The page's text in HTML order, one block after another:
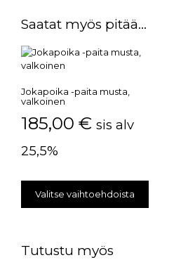
Saatat myös pitää...
Jokapoika -paita musta,
valkoinen
185,00 € sis alv
25,5%
Valitse vaihtoehdoista
Tutustu myös